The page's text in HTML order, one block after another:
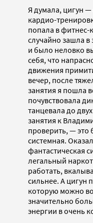
Я думала, цигун —
кардио-
попала в фитнес-
случайно зашла в
и было неловко
себя, что
движения
вечер, после
занятия я пошла
почувствовала
танцевала до
занятия к
проверить, — это
системная.
фантастическая
легальный
работать,
сильнее. А цигун
которую можно
значительно
энергии в очень